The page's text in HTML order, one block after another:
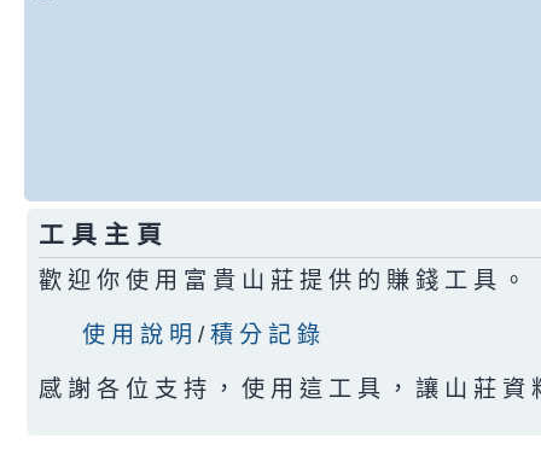
工 具 主 頁
歡 迎 你 使 用 富 貴 山 莊 提 供 的 賺 錢 工 具 。
使 用 說 明 /積 分 記 錄
感 謝 各 位 支 持 ， 使 用 這 工 具 ， 讓 山 莊 資